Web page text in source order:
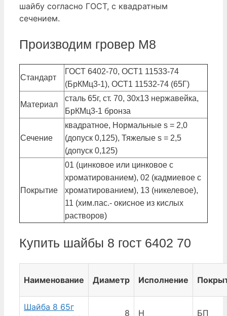
шайбу согласно ГОСТ, с квадратным
сечением.
Производим гровер М8
Стандарт
ГОСТ 6402-70, ОСТ1 11533-74
(БрКМц3-1), ОСТ1 11532-74 (65Г)
Материал
сталь 65г, ст. 70, 30х13 нержавейка,
БрКМц3-1 бронза
Сечение
квадратное, Нормальные s = 2,0
(допуск 0,125), Тяжелые s = 2,5
(допуск 0,125)
Покрытие
01 (цинковое или цинковое с
хроматированием), 02 (кадмиевое с
хроматированием), 13 (никелевое),
11 (хим.пас.- окисное из кислых
растворов)
Купить шайбы 8 гост 6402 70
Наименование Диаметр Исполнение
Шайба 8 65г
8 Н БП